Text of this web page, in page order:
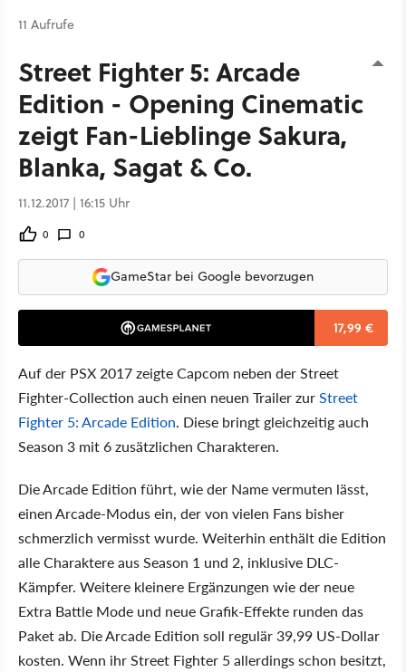
11 Aufrufe
Street Fighter 5: Arcade
Edition - Opening Cinematic
zeigt Fan-Lieblinge Sakura,
Blanka, Sagat & Co.
11.12.2017 | 16:15 Uhr
0 0
GameStar bei Google bevorzugen
17,99 €
Auf der PSX 2017 zeigte Capcom neben der Street
Fighter-Collection auch einen neuen Trailer zurStreet
Fighter 5: Arcade Edition. Diese bringt gleichzeitig auch
Season 3 mit 6 zusätzlichen Charakteren.
Die Arcade Edition führt, wie der Name vermuten lässt,
einen Arcade-Modus ein, der von vielen Fans bisher
schmerzlich vermisst wurde. Weiterhin enthält die Edition
alle Charaktere aus Season 1 und 2, inklusive DLC-
Kämpfer. Weitere kleinere Ergänzungen wie der neue
Extra Battle Mode und neue Grafik-Effekte runden das
Paket ab. Die Arcade Edition soll regulär 39,99 US-Dollar
kosten. Wenn ihr Street Fighter 5 allerdings schon besitzt,